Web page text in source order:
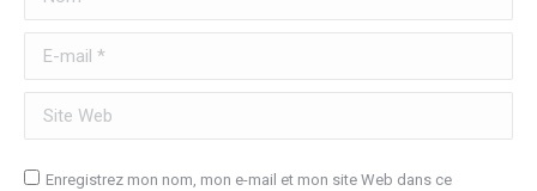
E-mail *
Site Web
Enregistrez mon nom, mon e-mail et mon site Web dans ce